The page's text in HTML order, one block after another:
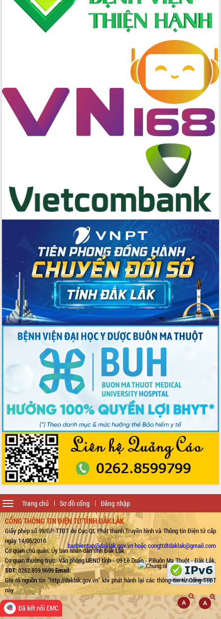
Trang chủ Sơ đồ cổng Đăng nhập
Toggle
navigation
CỔNG THÔNG TIN ĐIỆN TỬ TỈNH ĐẮK LẮK
Giấy phép số 99/GP-TTĐT do Cục QL Phát thanh Truyền hình và Thông tin Điện tử cấp
ngày 14/05/2010
Cơ quan chủ quản: Ủy ban nhân dân tỉnh Đắk Lắk
Cơ quan thường trực: Văn phòng UBND tỉnh - 09 Lê Duẩn - P.Buôn Ma Thuột - Đắk Lắk.
SĐT:0262.859.9699Email:
banbientap@daklak.gov.vn hoặc congttdtdaklak@gmail.com
Ghi rõ nguồn tin "http://daklak.gov.vn" khi phát hành lại các thông tin từ Cổng TTĐT
này
Đã kết nối EMC